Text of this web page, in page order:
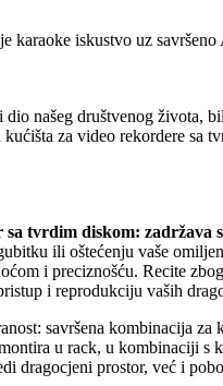
karaoke iskustvo uz
dio našeg društvenog života,
kućišta za video rekordere
tvrdim diskom: zadržava
ili oštećenju vaše
i preciznošću. Recite
i reprodukciju vaših
savršena kombinacija za
u rack, u kombinaciji
dragocjeni prostor, već i